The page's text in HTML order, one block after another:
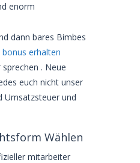
enorm
dann bares Bimbes
erhalten
. Neue
euch nicht unser
Umsatzsteuer und
Wählen
mitarbeiter